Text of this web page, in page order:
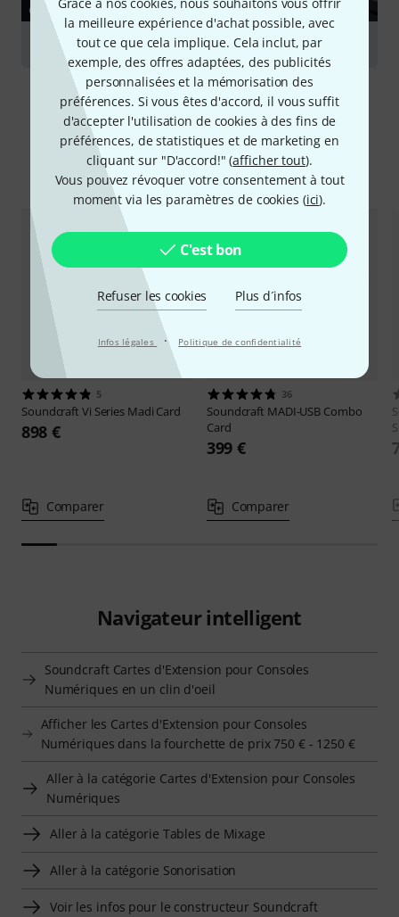
la meilleure expérience d'achat possible, avec
tout ce que cela implique. Cela inclut, par
exemple, des offres adaptées, des publicités
personnalisées et la mémorisation des
préférences. Si vous êtes d'accord, il vous suffit
d'accepter l'utilisation de cookies à des fins de
préférences, de statistiques et de marketing en
cliquant sur "D'accord!" (afficher tout).
Vous pouvez révoquer votre consentement à tout
moment via les paramètres de cookies (ici).
C'est bon
Refuser les cookies Plus d´infos
Infos légales · Politique de confidentialité
GUIDES
Les tables de mixage numériques
Comparez les alternatives
5
Soundcraft Vi Series Madi Card
898 €
Comparer
36
Soundcraft MADI-USB Combo
Card
399 €
Comparer
Navigateur intelligent
Soundcraft Cartes d'Extension pour Consoles
Numériques en un clin d'oeil
Afficher les Cartes d'Extension pour Consoles
Numériques dans la fourchette de prix 750 € - 1250 €
Aller à la catégorie Cartes d'Extension pour Consoles
Numériques
Aller à la catégorie Tables de Mixage
Aller à la catégorie Sonorisation
Voir les infos pour le constructeur Soundcraft